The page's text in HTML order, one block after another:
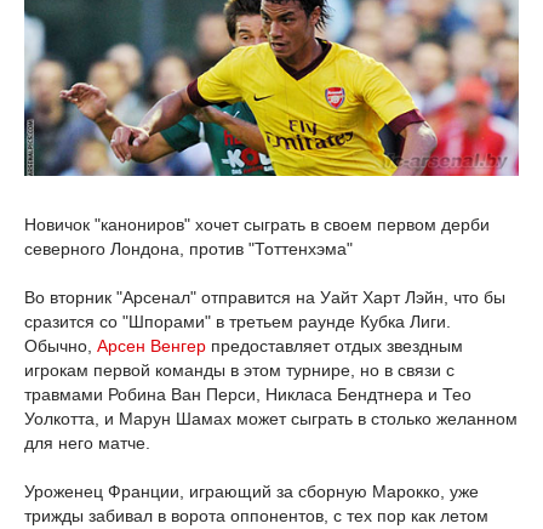
Новичок "канониров" хочет сыграть в своем первом дерби
северного Лондона, против "Тоттенхэма"
Во вторник "Арсенал" отправится на Уайт Харт Лэйн, что бы
сразится со "Шпорами" в третьем раунде Кубка Лиги.
Обычно, Арсен Венгер предоставляет отдых звездным
игрокам первой команды в этом турнире, но в связи с
травмами Робина Ван Перси, Никласа Бендтнера и Тео
Уолкотта, и Марун Шамах может сыграть в столько желанном
для него матче.
Уроженец Франции, играющий за сборную Марокко, уже
трижды забивал в ворота оппонентов, с тех пор как летом